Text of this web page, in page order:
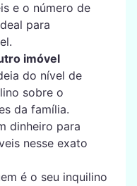
e o número de
para
imóvel
do nível de
sobre o
da família.
dinheiro para
nesse exato
é o seu inquilino